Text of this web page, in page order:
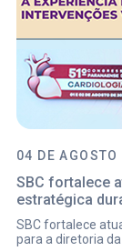
04 DE
SBC fortalece
estratégica
SBC fortalece
para a diretoria